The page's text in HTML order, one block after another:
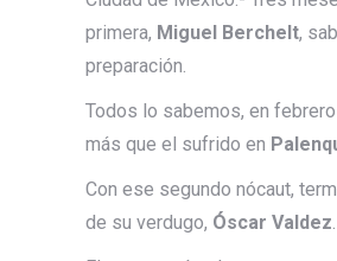
primera, Miguel Berchelt,
preparación.
Todos lo sabemos, en
más que el sufrido en
Con ese segundo nócaut,
de su verdugo, Óscar Valdez